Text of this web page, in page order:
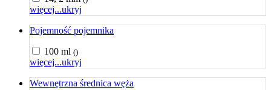
więcej...ukryj
Pojemność pojemnika
100 ml ()
więcej...ukryj
Wewnętrzna średnica węża